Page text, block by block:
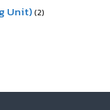
Unit)(2)